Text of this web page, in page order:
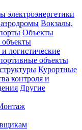
электроэнергетики
Вокзалы,
Объекты
логистические
объекты
Курортные
контроля и
Другие